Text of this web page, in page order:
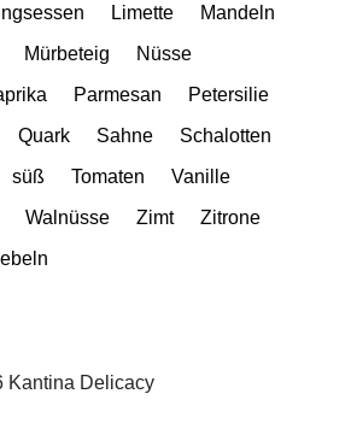
Limette
Mandeln
Mürbeteig
Nüsse
Parmesan
Petersilie
Quark Sahne
Schalotten
süß Tomaten
Vanille
Walnüsse Zimt
Zitrone
Kantina Delicacy